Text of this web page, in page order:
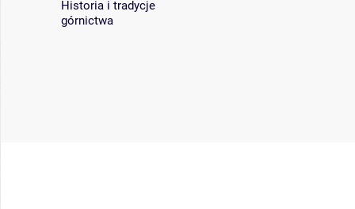
Historia i tradycje
górnictwa